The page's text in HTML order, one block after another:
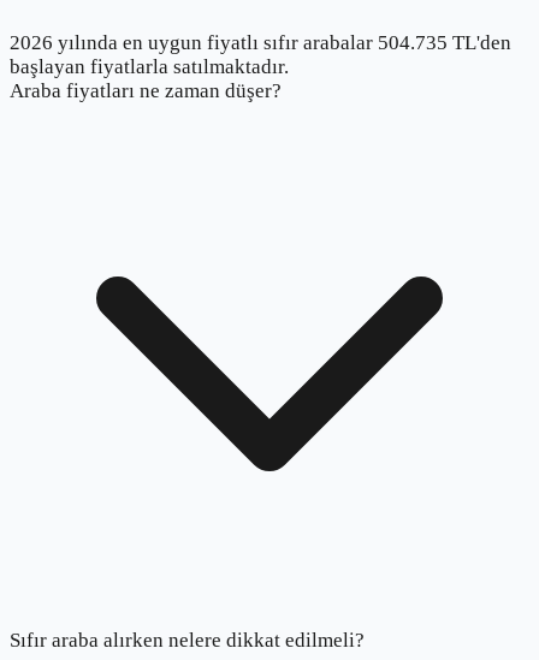
2026 yılında en uygun fiyatlı sıfır arabalar 504.735 TL'den
başlayan fiyatlarla satılmaktadır.
Araba fiyatları ne zaman düşer?
Sıfır araba alırken nelere dikkat edilmeli?